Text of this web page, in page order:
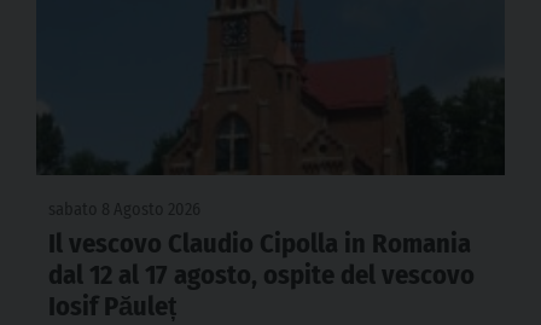
Il vescovo Claudio Cipolla in Romania
dal 12 al 17 agosto, ospite del vescovo
Iosif Păuleț